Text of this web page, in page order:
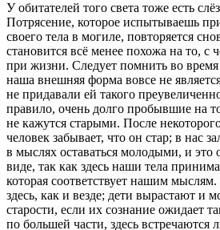
У обитателей того света тоже есть
Потрясение, которое испытываешь
своего тела в могиле, повторяется
становится всё менее похожа на то, с
при жизни. Следует помнить во
наша внешняя форма вовсе не
не придавали ей такого
правило, очень долго пробывшие на
не кажутся старыми. После
человек забывает, что он стар; в нас
в мыслях оставаться молодыми, и это
виде, так как здесь наши тела
которая соответствует нашим мыслям.
здесь, как и везде; дети вырастают и
старости, если их сознание ожидает
по большей части, здесь встречаются